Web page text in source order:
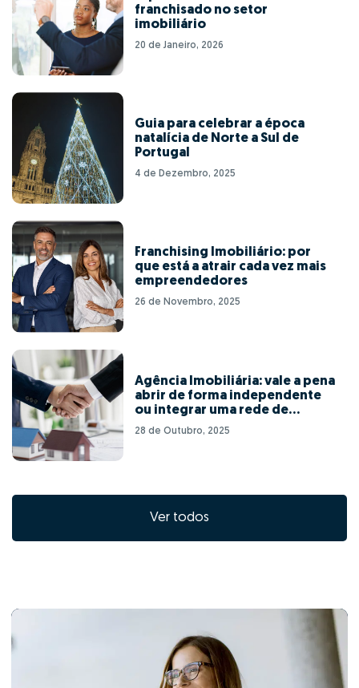
franchisado no setor
imobiliário
20 de Janeiro, 2026
Guia para celebrar a época
natalícia de Norte a Sul de
Portugal
4 de Dezembro, 2025
Franchising Imobiliário: por
que está a atrair cada vez mais
empreendedores
26 de Novembro, 2025
Agência Imobiliária: vale a pena
abrir de forma independente
ou integrar uma rede de
franchising?
28 de Outubro, 2025
Ver todos